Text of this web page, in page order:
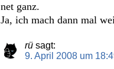
net ganz.
Ja, ich mach dann mal
rü sagt:
9. April 2008 um